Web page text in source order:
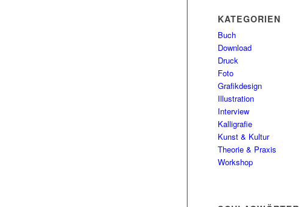
KATEGORIEN
Buch
Download
Druck
Foto
Grafikdesign
Illustration
Interview
Kalligrafie
Kunst & Kultur
Theorie & Praxis
Workshop